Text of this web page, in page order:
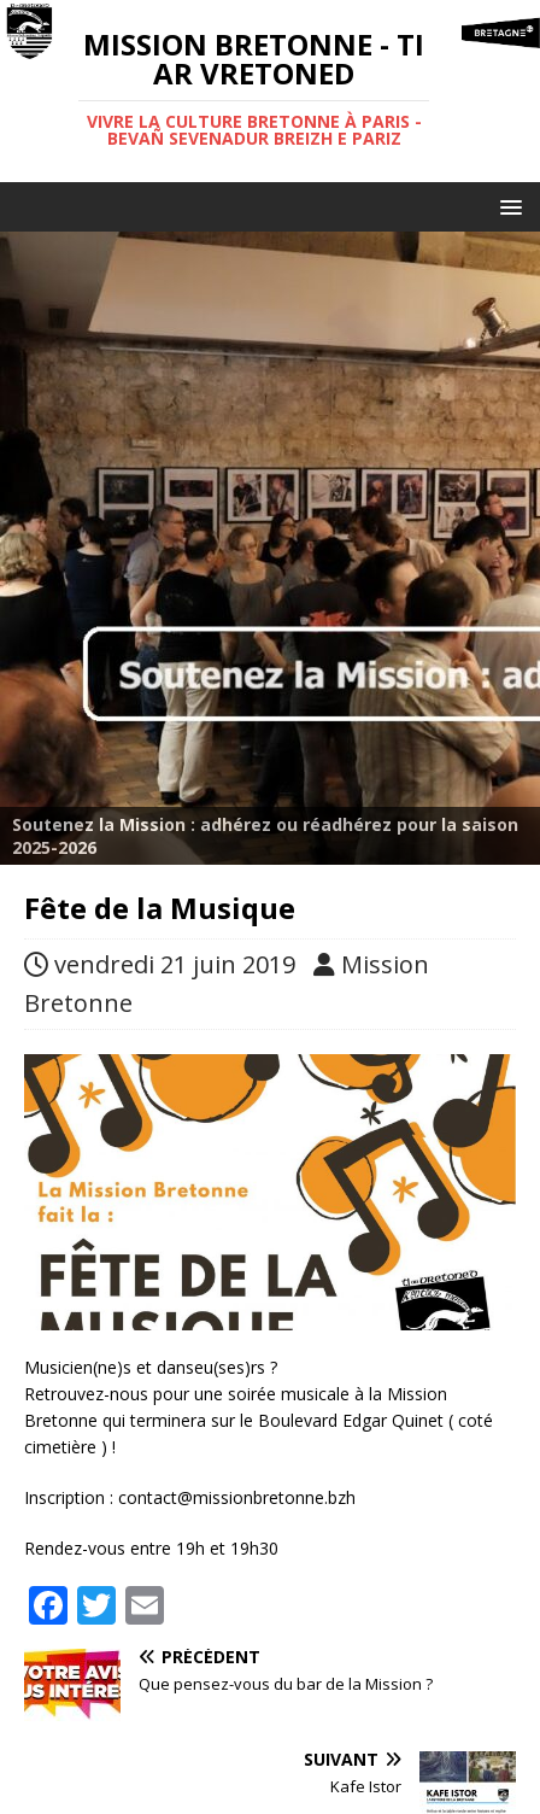
MISSION BRETONNE - TI
AR VRETONED
VIVRE LA CULTURE BRETONNE À PARIS -
BEVAÑ SEVENADUR BREIZH E PARIZ
Soutenez la Mission : adhérez ou réadhérez pour la saison
2025-2026
Fête de la Musique
vendredi 21 juin 2019
Mission
Bretonne
Musicien(ne)s et danseu(ses)rs ?
Retrouvez-nous pour une soirée musicale à la Mission
Bretonne qui terminera sur le Boulevard Edgar Quinet ( coté
cimetière ) !
Inscription : contact@missionbretonne.bzh
Rendez-vous entre 19h et 19h30
F
a
c
e
T
w
it
te
m
ai
PRÉCÉDENT
Que pensez-vous du bar de la Mission ?
SUIVANT
Kafe Istor